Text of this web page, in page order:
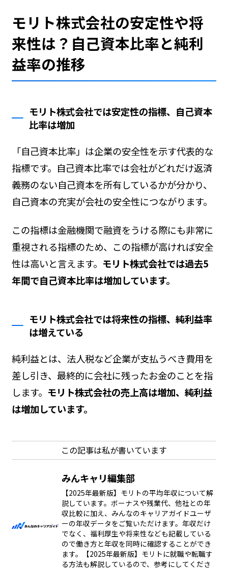
モリト株式会社の安定性や将
来性は？自己資本比率と純利
益率の推移
モリト株式会社では安定性の指標、自己資本
比率は増加
「自己資本比率」は企業の安全性を示す代表的な
指標です。自己資本比率では会社がどれだけ返済
義務のない自己資本を所有しているかが分かり、
自己資本の充実が会社の安全性につながります。
この指標は金融機関で融資をうける際にも非常に
重視される指標のため、この指標が高ければ安全
性は高いと言えます。 モリト株式会社では過去5
年間で自己資本比率は増加しています。
モリト株式会社では将来性の指標、純利益率
は増えている
純利益とは、法人税など企業が支払うべき費用を
差し引き、最終的に会社に残ったお金のことを指
します。 モリト株式会社の売上高は増加、純利益
は増加しています。
この記事は私が書いています
みんキャリ編集部
【2025年最新版】モリトの平均年収について解
説しています。ボーナスや残業代、他社との年
収比較に加え、みんなのキャリアガイドユーザ
ーの年収データをご覧いただけます。年収だけ
でなく、福利厚生や将来性なども記載している
ので働き方と年収を同時に確認することができ
ます。【2025年最新版】モリトに就職や転職す
る方法も解説しているので、参考にしてくださ